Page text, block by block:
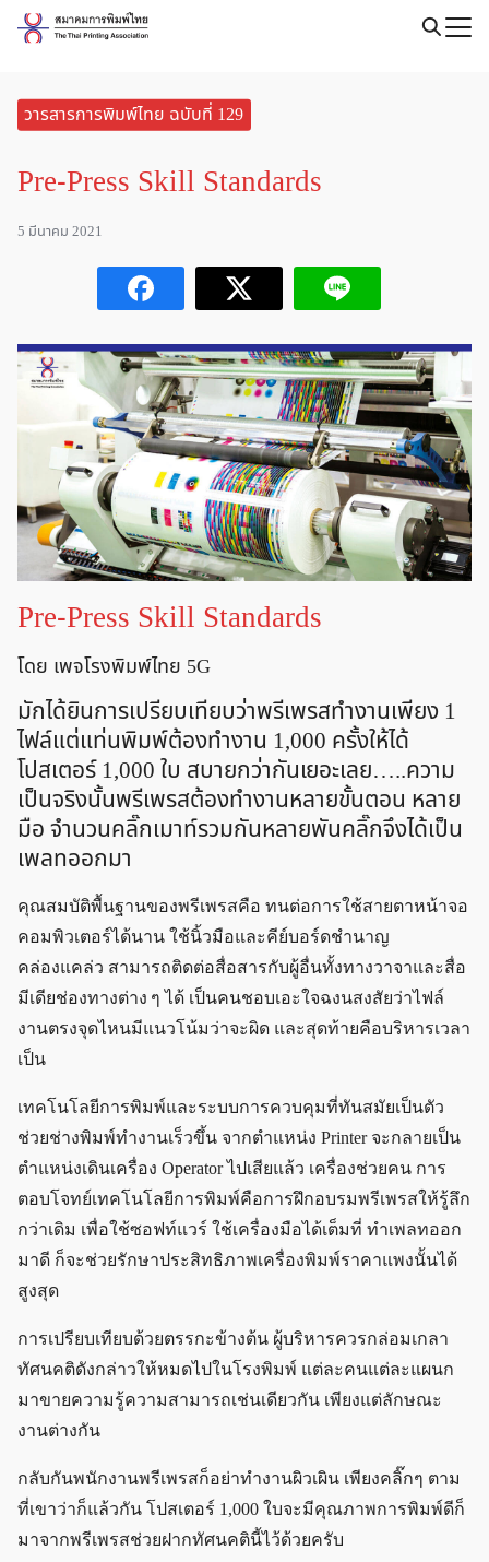
Skip
วารสารการพิมพ์ไทย ฉบับที่ 129
Pre-Press Skill Standards
5 มีนาคม 2021
Pre-Press Skill Standards
โดย เพจโรงพิมพ์ไทย 5G
มักได้ยินการเปรียบเทียบว่าพรีเพรสทำงานเพียง 1
ไฟล์แต่แท่นพิมพ์ต้องทำงาน 1,000 ครั้งให้ได้
โปสเตอร์ 1,000 ใบ สบายกว่ากันเยอะเลย…..ความ
เป็นจริงนั้นพรีเพรสต้องทำงานหลายขั้นตอน หลาย
มือ จำนวนคลิ๊กเมาท์รวมกันหลายพันคลิ๊กจึงได้เป็น
เพลทออกมา
คุณสมบัติพื้นฐานของพรีเพรสคือ ทนต่อการใช้สายตาหน้าจอ
คอมพิวเตอร์ได้นาน ใช้นิ้วมือและคีย์บอร์ดชำนาญ
คล่องแคล่ว สามารถติดต่อสื่อสารกับผู้อื่นทั้งทางวาจาและสื่อ
มีเดียช่องทางต่าง ๆ ได้ เป็นคนชอบเอะใจฉงนสงสัยว่าไฟล์
งานตรงจุดไหนมีแนวโน้มว่าจะผิด และสุดท้ายคือบริหารเวลา
เป็น
เทคโนโลยีการพิมพ์และระบบการควบคุมที่ทันสมัยเป็นตัว
ช่วยช่างพิมพ์ทำงานเร็วขึ้น จากตำแหน่ง Printer จะกลายเป็น
ตำแหน่งเดินเครื่อง Operator ไปเสียแล้ว เครื่องช่วยคน การ
ตอบโจทย์เทคโนโลยีการพิมพ์คือการฝึกอบรมพรีเพรสให้รู้ลึก
กว่าเดิม เพื่อใช้ซอฟท์แวร์ ใช้เครื่องมือได้เต็มที่ ทำเพลทออก
มาดี ก็จะช่วยรักษาประสิทธิภาพเครื่องพิมพ์ราคาแพงนั้นได้
สูงสุด
การเปรียบเทียบด้วยตรรกะข้างต้น ผู้บริหารควรกล่อมเกลา
ทัศนคติดังกล่าวให้หมดไปในโรงพิมพ์ แต่ละคนแต่ละแผนก
มาขายความรู้ความสามารถเช่นเดียวกัน เพียงแต่ลักษณะ
งานต่างกัน
กลับกันพนักงานพรีเพรสก็อย่าทำงานผิวเผิน เพียงคลิ๊กๆ ตาม
ที่เขาว่าก็แล้วกัน โปสเตอร์ 1,000 ใบจะมีคุณภาพการพิมพ์ดีก็
มาจากพรีเพรสช่วยฝากทัศนคตินี้ไว้ด้วยครับ